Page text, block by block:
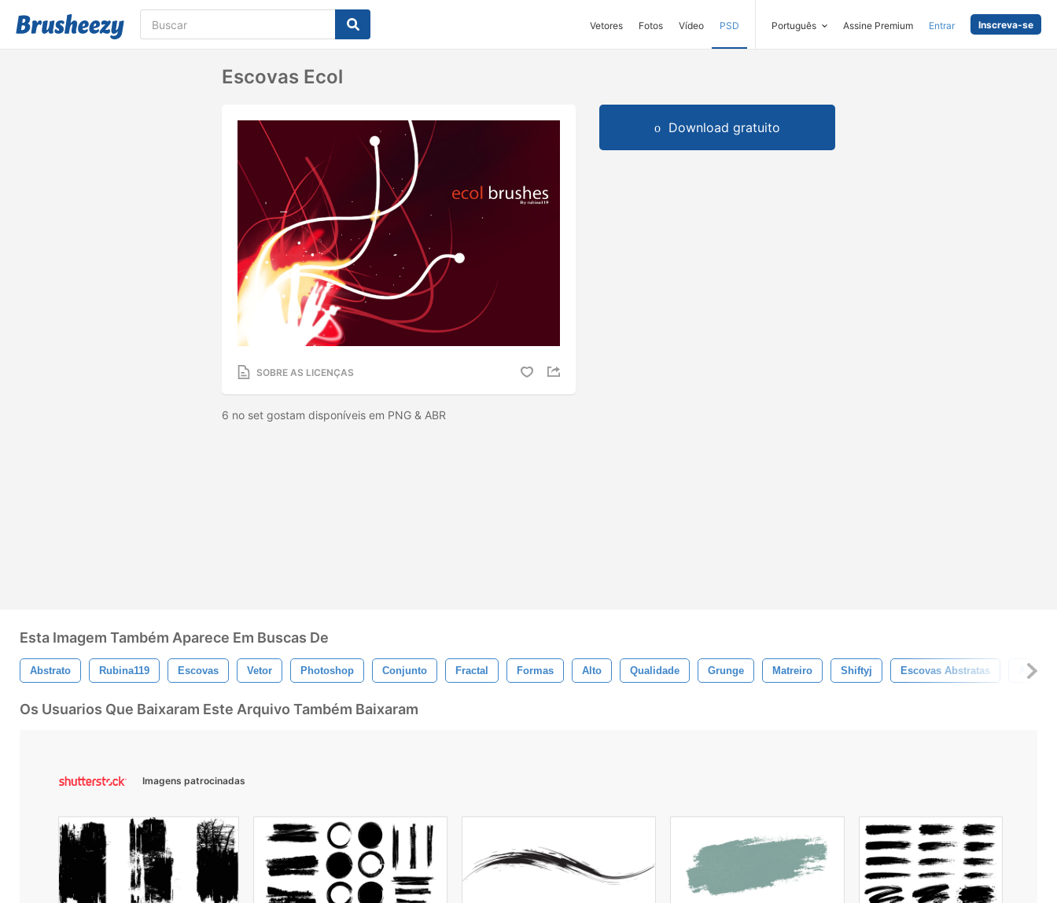
Vetores Fotos Vídeo PSD Português Assine Premium Entrar Inscreva-se
Escovas Ecol
SOBRE AS LICENÇAS
6 no set gostam disponíveis em PNG & ABR
Download gratuito
Esta Imagem Também Aparece Em Buscas De
Abstrato Rubina119 Escovas Vetor Photoshop Conjunto Fractal Formas Alto Qualidade Grunge Matreiro Shiftyj Escovas Abstratas Arte
Os Usuarios Que Baixaram Este Arquivo Também Baixaram
Imagens patrocinadas